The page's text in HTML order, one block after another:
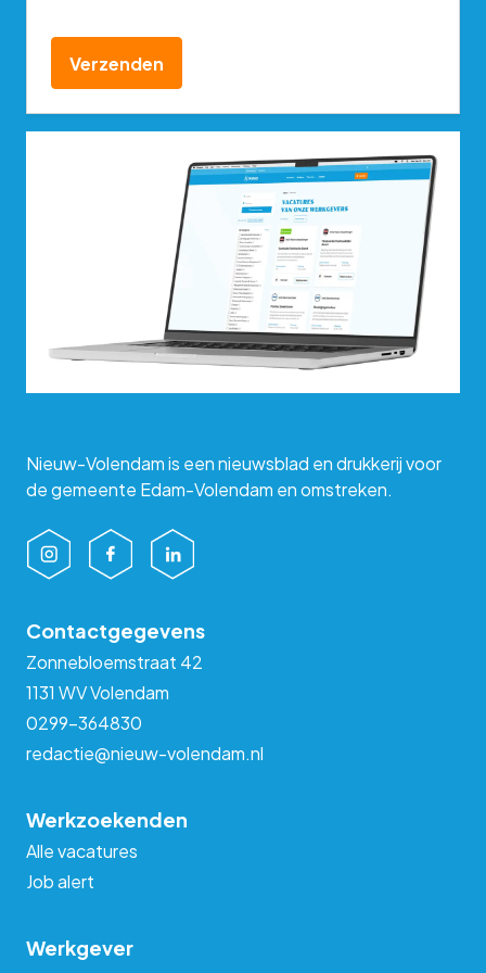
Nieuw-Volendam is een nieuwsblad en drukkerij voor
de gemeente Edam-Volendam en omstreken.
Contactgegevens
Zonnebloemstraat 42
1131 WV Volendam
0299-364830
redactie@nieuw-volendam.nl
Werkzoekenden
Alle vacatures
Job alert
Werkgever